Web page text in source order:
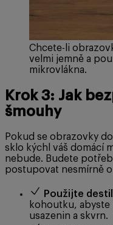
Chcete-li
velmi jemně a
mikrovlákna.
Krok 3: Jak
šmouhy
Pokud se obrazovky
sklo kýchl váš domácí
nebude. Budete
postupovat nesmírně
Použijte
kohoutku,
usazenin a skvrn.